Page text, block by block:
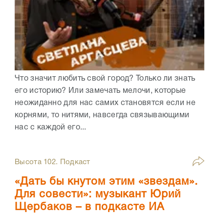
Что значит любить свой город? Только ли знать
его историю? Или замечать мелочи, которые
неожиданно для нас самих становятся если не
корнями, то нитями, навсегда связывающими
нас с каждой его...
Высота 102. Подкаст
«Дать бы кнутом этим «звездам».
Для совести»: музыкант Юрий
Щербаков – в подкасте ИА